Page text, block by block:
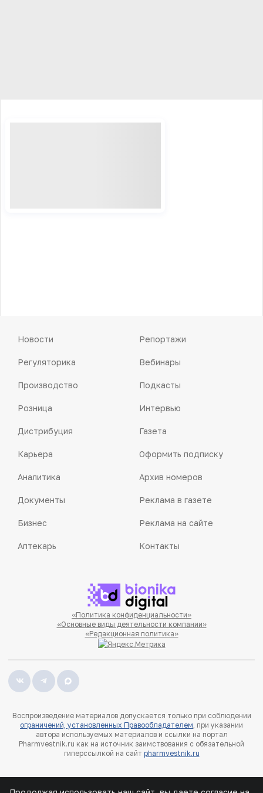
«Политика конфиденциальности»
«Основные виды деятельности компании»
«Редакционная политика»
Новости
Регуляторика
Производство
Розница
Дистрибуция
Карьера
Аналитика
Документы
Бизнес
Аптекарь
Репортажи
Вебинары
Подкасты
Интервью
Газета
Оформить подписку
Архив номеров
Реклама в газете
Реклама на сайте
Контакты
Воспроизведение материалов допускается только при соблюдении
ограничений, установленных Правообладателем, при указании
автора используемых материалов и ссылки на портал
Pharmvestnik.ru как на источник заимствования с обязательной
гиперссылкой на сайт pharmvestnik.ru